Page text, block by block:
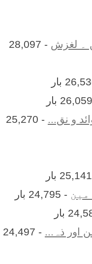
۔ لغزش
- 28,097
- 25,270
- 24,795 بار
اور ذہ...
- 24,497